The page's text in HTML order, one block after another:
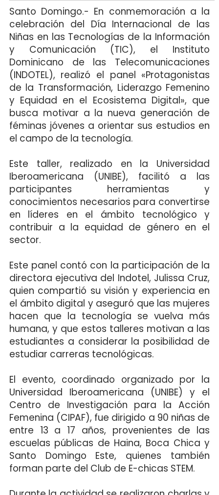
Santo Domingo.- En conmemoración a la
celebración del Día Internacional de las
Niñas en las Tecnologías de la Información
y Comunicación (TIC), el Instituto
Dominicano de las Telecomunicaciones
(INDOTEL), realizó el panel «Protagonistas
de la Transformación, Liderazgo Femenino
y Equidad en el Ecosistema Digital», que
busca motivar a la nueva generación de
féminas jóvenes a orientar sus estudios en
el campo de la tecnología.
Este taller, realizado en la Universidad
Iberoamericana (UNIBE), facilitó a las
participantes herramientas y
conocimientos necesarios para convertirse
en líderes en el ámbito tecnológico y
contribuir a la equidad de género en el
sector.
Este panel contó con la participación de la
directora ejecutiva del Indotel, Julissa Cruz,
quien compartió su visión y experiencia en
el ámbito digital y aseguró que las mujeres
hacen que la tecnología se vuelva más
humana, y que estos talleres motivan a las
estudiantes a considerar la posibilidad de
estudiar carreras tecnológicas.
El evento, coordinado organizado por la
Universidad Iberoamericana (UNIBE) y el
Centro de Investigación para la Acción
Femenina (CIPAF), fue dirigido a 90 niñas de
entre 13 a 17 años, provenientes de las
escuelas públicas de Haina, Boca Chica y
Santo Domingo Este, quienes también
forman parte del Club de E-chicas STEM.